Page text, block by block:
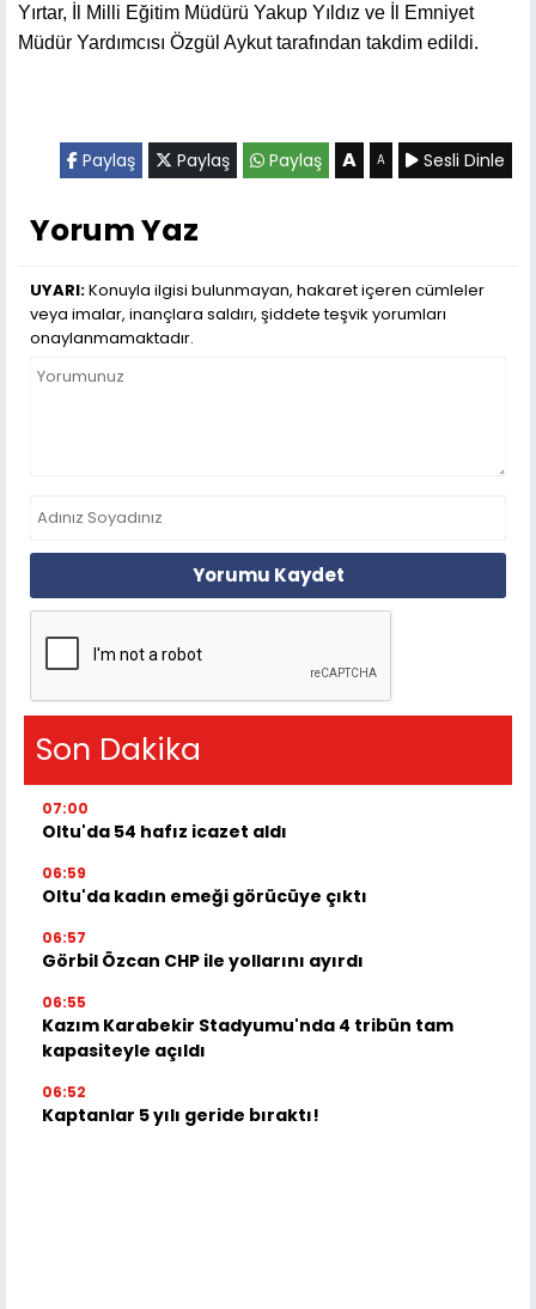
Yırtar, İl Milli Eğitim Müdürü Yakup Yıldız ve İl Emniyet
Müdür Yardımcısı Özgül Aykut tarafından takdim edildi.
Paylaş Paylaş Paylaş A A Sesli Dinle
Yorum Yaz
UYARI:Konuyla ilgisi bulunmayan, hakaret içeren cümleler
veya imalar, inançlara saldırı, şiddete teşvik yorumları
onaylanmamaktadır.
Yorumu Kaydet
Son Dakika
07:00
Oltu'da 54 hafız icazet aldı
06:59
Oltu'da kadın emeği görücüye çıktı
06:57
Görbil Özcan CHP ile yollarını ayırdı
06:55
Kazım Karabekir Stadyumu'nda 4 tribün tam
kapasiteyle açıldı
06:52
Kaptanlar 5 yılı geride bıraktı!